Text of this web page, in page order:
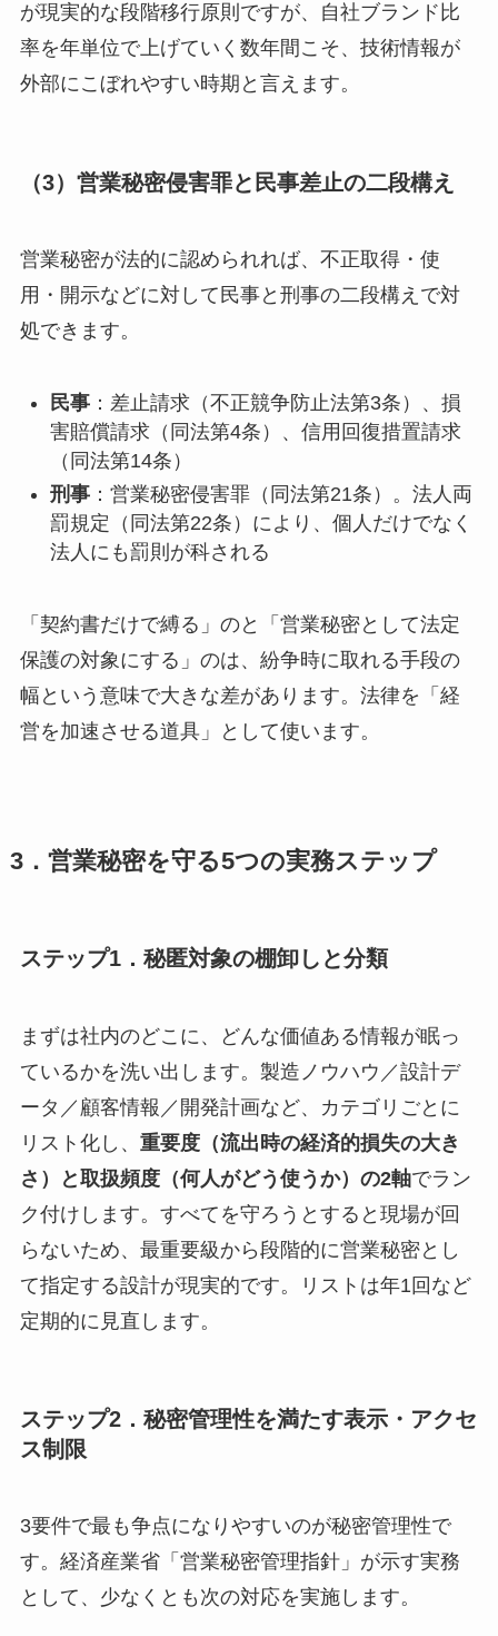
が現実的な段階移行原則ですが、自社ブランド比
率を年単位で上げていく数年間こそ、技術情報が
外部にこぼれやすい時期と言えます。
（3）営業秘密侵害罪と民事差止の二段構え
営業秘密が法的に認められれば、不正取得・使
用・開示などに対して民事と刑事の二段構えで対
処できます。
民事：差止請求（不正競争防止法第3条）、損
害賠償請求（同法第4条）、信用回復措置請求
（同法第14条）
刑事：営業秘密侵害罪（同法第21条）。法人両
罰規定（同法第22条）により、個人だけでなく
法人にも罰則が科される
「契約書だけで縛る」のと「営業秘密として法定
保護の対象にする」のは、紛争時に取れる手段の
幅という意味で大きな差があります。法律を「経
営を加速させる道具」として使います。
3．営業秘密を守る5つの実務ステップ
ステップ1．秘匿対象の棚卸しと分類
まずは社内のどこに、どんな価値ある情報が眠っ
ているかを洗い出します。製造ノウハウ／設計デ
ータ／顧客情報／開発計画など、カテゴリごとに
リスト化し、 重要度（流出時の経済的損失の大き
さ）と取扱頻度（何人がどう使うか）の2軸でラン
ク付けします。すべてを守ろうとすると現場が回
らないため、最重要級から段階的に営業秘密とし
て指定する設計が現実的です。リストは年1回など
定期的に見直します。
ステップ2．秘密管理性を満たす表示・アクセ
ス制限
3要件で最も争点になりやすいのが秘密管理性で
す。経済産業省「営業秘密管理指針」が示す実務
として、少なくとも次の対応を実施します。